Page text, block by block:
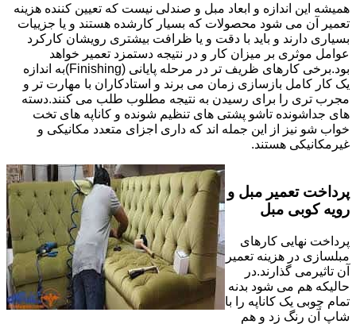
همیشه این اندازه و ابعاد مبل و صندلی نیست که تعیین کننده هزینه
تعمیر آن می شود محصولات که بسیار کارشده هستند و یا جزییات
بسیاری دارند و باید با دقت و یا ظرافت بیشتری رویشان کارکرد
عوامل موثری بر میزان کار و در نتیجه دستمزد تعمیر خواهد
بود.برخی کارهای ظریف تر در مرحله پایانی (Finishing)به اندازه
یک کار کامل بازسازی زمان می برند و استادکاران با مهارت تر و
مجرب تری را برای رسیدن به نتیجه مطلوب طلب می کنند.دسته
های جداشونده تاشو پشتی های تنظیم شونده و کاناپه های تخت
خواب شو نیز از این جمله اند که داری اجزای متعدد مکانیکی و
غیرمکانیکی هستند.
پرداخت تعمیر مبل و
رویه کوبی مبل
پرداخت نهایی کارهای
مبلسازی در هزینه تعمیر
آن تاثیرمی گذارند.در
حالیکه هم می شود بدنه
تمام چوبی یک کاناپه را با
شاپ آن رنگ زد و هم